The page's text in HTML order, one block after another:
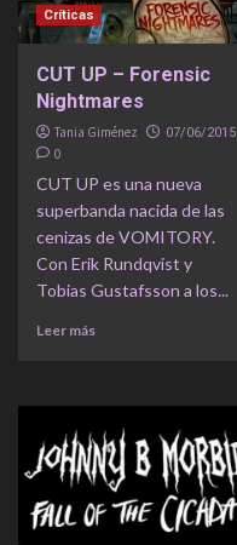
Críticas
CUT UP – Forensic
Nightmares
Tania Giménez 07/06/2015
0
CUT UP es una nueva
superbanda nacida de las
cenizas de VOMITORY.
Con Erik Rundqvist y
Tobias Gustafsson a los...
Leer más